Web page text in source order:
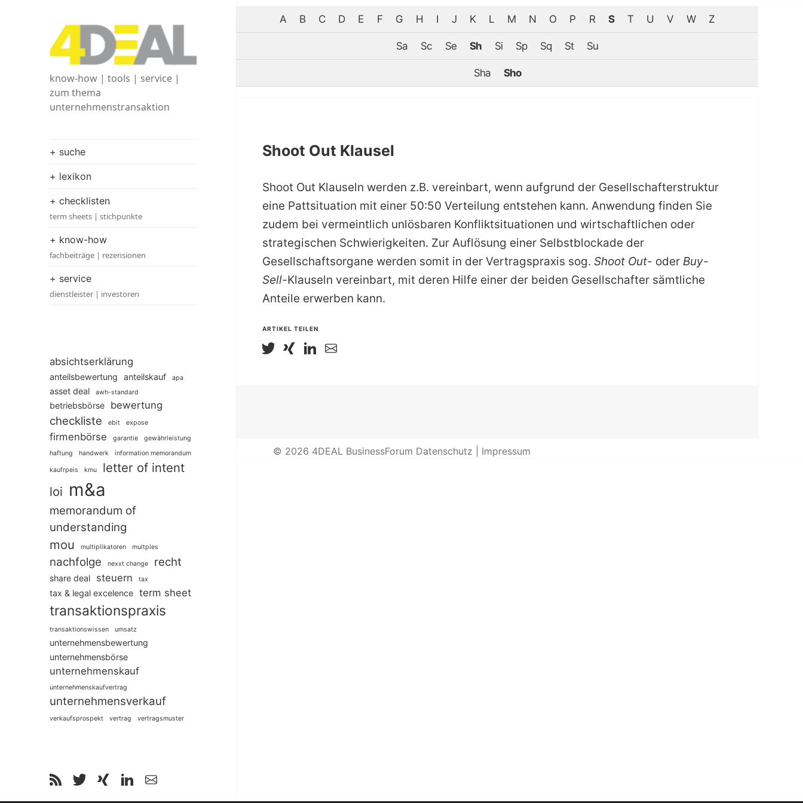
know-how | tools | service |
zum thema
unternehmenstransaktion
+ suche
+ lexikon
+ checklisten
term sheets | stichpunkte
+ know-how
fachbeiträge | rezensionen
+ service
dienstleister | investoren
absichtserklärung
anteilsbewertung anteilskauf apa
asset deal awh-standard
betriebsbörse bewertung
checkliste ebit expose
firmenbörse garantie
gewährleistung
haftung
handwerk information memorandum
kaufrpeis kmu
letter of intent
loi m&a
memorandum of
understanding
mou multiplikatoren multples
nachfolge nexxt change recht
share deal steuern tax
tax & legal excelence term sheet
transaktionspraxis
transaktionswissen umsatz
unternehmensbewertung
unternehmensbörse
unternehmenskauf
unternehmenskaufvertrag
unternehmensverkauf
verkaufsprospekt vertrag vertragsmuster
A B C D E F G H I J K L M N O P R S T U V W Z
Sa Sc Se Sh Si Sp Sq St Su
Sha Sho
Shoot Out Klausel
Shoot Out Klauseln werden z.B. vereinbart, wenn aufgrund der Gesellschafterstruktur
eine Pattsituation mit einer 50:50 Verteilung entstehen kann. Anwendung finden Sie
zudem bei vermeintlich unlösbaren Konfliktsituationen und wirtschaftlichen oder
strategischen Schwierigkeiten. Zur Auflösung einer Selbstblockade der
Gesellschaftsorgane werden somit in der Vertragspraxis sog. Shoot Out- oder Buy-
Sell-Klauseln vereinbart, mit deren Hilfe einer der beiden Gesellschafter sämtliche
Anteile erwerben kann.
ARTIKEL TEILEN
© 2026 4DEAL BusinessForum Datenschutz Impressum